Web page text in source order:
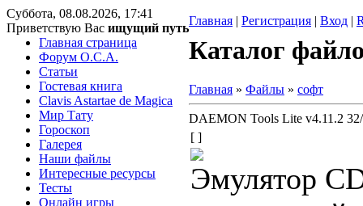
Суббота, 08.08.2026, 17:41
Приветствую Вас ищущий путь
Главная | Регистрация | Вход |
Главная страница
Форум O.C.A.
Статьи
Гостевая книга
Clavis Astartae de Magica
Мир Тату
Гороскоп
Галерея
Наши файлы
Интересные ресурсы
Тесты
Онлайн игры
Каталог
Главная » Файлы » софт
DAEMON Tools Lite v4.11.2
[ ]
Эмулятор